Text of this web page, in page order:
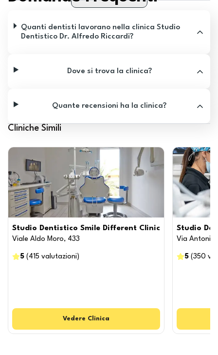
Quanti dentisti lavorano nella clinica Studio
Dentistico Dr. Alfredo Riccardi?
Dove si trova la clinica?
Quante recensioni ha la clinica?
Cliniche Simili
Studio Dentistico Smile Different Clinic
Viale Aldo Moro, 433
5 ( 415 valutazioni )
Vedere Clinica
Studio
Via Antonio
5 (350